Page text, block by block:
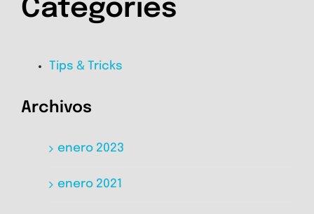
Categories
Tips & Tricks
Archivos
enero 2023
enero 2021